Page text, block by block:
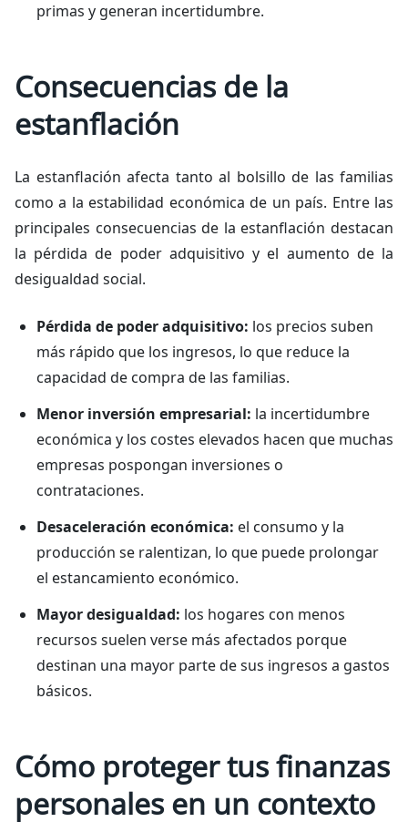
primas y generan incertidumbre.
Consecuencias de la
estanflación
La estanflación afecta tanto al bolsillo de las familias
como a la estabilidad económica de un país. Entre las
principales consecuencias de la estanflación destacan
la pérdida de poder adquisitivo y el aumento de la
desigualdad social.
Pérdida de poder adquisitivo: los precios suben
más rápido que los ingresos, lo que reduce la
capacidad de compra de las familias.
Menor inversión empresarial: la incertidumbre
económica y los costes elevados hacen que muchas
empresas pospongan inversiones o
contrataciones.
Desaceleración económica: el consumo y la
producción se ralentizan, lo que puede prolongar
el estancamiento económico.
Mayor desigualdad: los hogares con menos
recursos suelen verse más afectados porque
destinan una mayor parte de sus ingresos a gastos
básicos.
Cómo proteger tus finanzas
personales en un contexto